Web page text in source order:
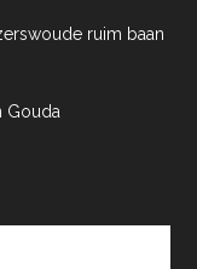
ruim baan
Gouda